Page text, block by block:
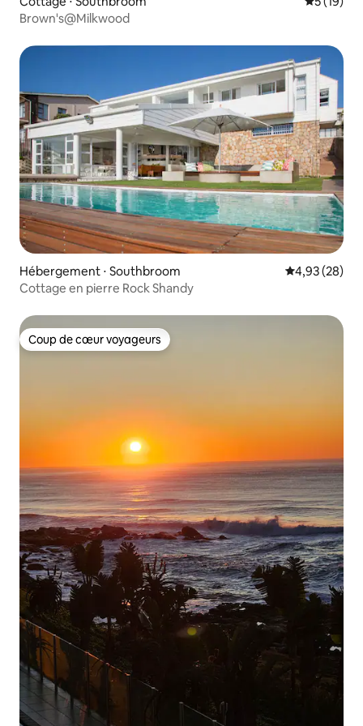
Brown's@Milkwood
Hébergement ⋅ Southbroom Évaluation
4,93 (28)
Cottage en pierre Rock Shandy
Coup de cœur voyageurs
Coup de cœur voyageurs